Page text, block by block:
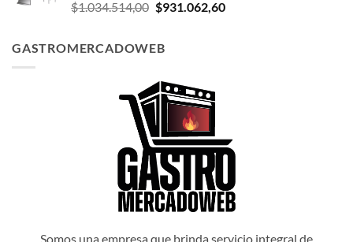
$1.047.174,00.$942.456,60.
$1.034.514,00 El
era:
$931.062,60El
GASTROMERCADOWEB
Somos una empresa que brinda servicio integral de